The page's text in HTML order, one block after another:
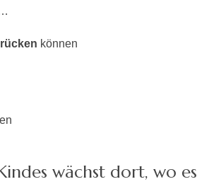
können
wächst dort, wo